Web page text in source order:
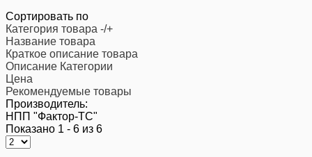
Сортировать по
Категория товара -/+
Название товара
Краткое описание товара
Описание Категории
Цена
Рекомендуемые товары
Производитель:
НПП "Фактор-ТС"
Показано 1 - 6 из 6